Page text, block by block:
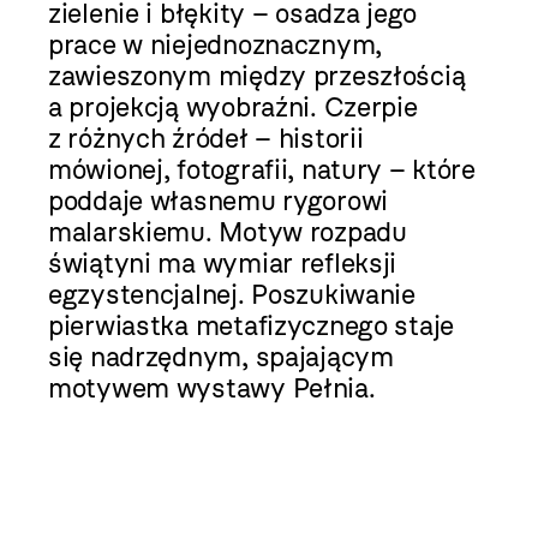
zielenie i błękity – osadza jego
prace w niejednoznacznym,
zawieszonym między przeszłością
a projekcją wyobraźni. Czerpie
z różnych źródeł – historii
mówionej, fotografii, natury – które
poddaje własnemu rygorowi
malarskiemu. Motyw rozpadu
świątyni ma wymiar refleksji
egzystencjalnej. Poszukiwanie
pierwiastka metafizycznego staje
się nadrzędnym, spajającym
motywem wystawy Pełnia.